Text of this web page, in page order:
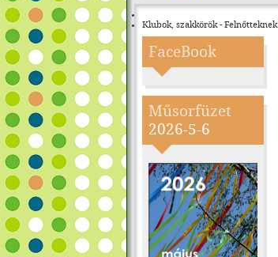
47.
Tel.:
203-
3868,
Tel./fax:
203-
3873,
mail:
fmh@fmhnet.hu
Klubok, szakkörök - Felnőtteknek
FaceBook
Műsorfüzet
2026-5-6